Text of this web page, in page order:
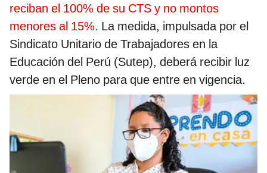
reciban el 100% de su CTS y no montos
menores al 15%. La medida, impulsada por el
Sindicato Unitario de Trabajadores en la
Educación del Perú (Sutep), deberá recibir luz
verde en el Pleno para que entre en vigencia.